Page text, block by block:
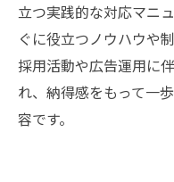
立つ実践的な対応マニ
ぐに役立つノウハウや
採用活動や広告運用に
れ、納得感をもって一
容です。